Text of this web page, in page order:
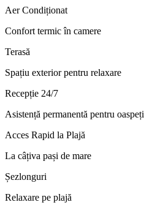
Aer Condiționat
Confort termic în camere
Terasă
Spațiu exterior pentru relaxare
Recepție 24/7
Asistență permanentă pentru oaspeți
Acces Rapid la Plajă
La câțiva pași de mare
Șezlonguri
Relaxare pe plajă